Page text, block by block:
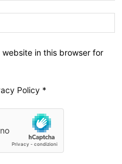
in this browser for
Policy *